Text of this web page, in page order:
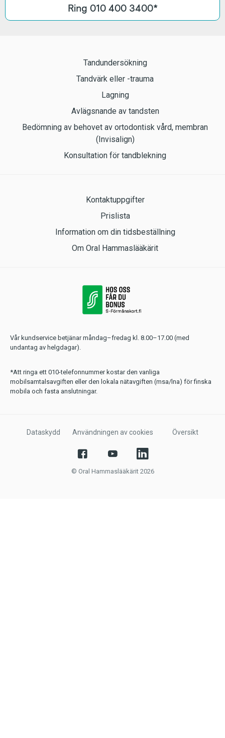
Ring 010 400 3400*
Tandundersökning
Tandvärk eller -trauma
Lagning
Avlägsnande av tandsten
Bedömning av behovet av ortodontisk vård, membran
(Invisalign)
Konsultation för tandblekning
Kontaktuppgifter
Prislista
Information om din tidsbeställning
Om Oral Hammaslääkärit
Vår kundservice betjänar måndag–fredag kl. 8.00–17.00 (med
undantag av helgdagar).
*Att ringa ett 010-telefonnummer kostar den vanliga
mobilsamtalsavgiften eller den lokala nätavgiften (msa/lna) för finska
mobila och fasta anslutningar.
Dataskydd Användningen av cookies Översikt
© Oral Hammaslääkärit 2026